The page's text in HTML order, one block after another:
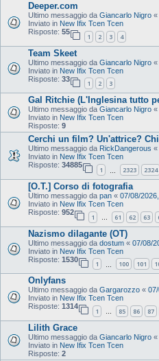
Deeper.com
Ultimo messaggio da Giancarlo Nigro «
Inviato in New Ifix Tcen Tcen
Risposte: 55
1 2 3 4
Team Skeet
Ultimo messaggio da Giancarlo Nigro «
Inviato in New Ifix Tcen Tcen
Risposte: 33
1 2 3
Gal Ritchie (L'Inglesina tutto
Ultimo messaggio da Giancarlo Nigro «
Inviato in New Ifix Tcen Tcen
Risposte: 9
Cerchi un film? Un'attrice?
Ultimo messaggio da RickDangerous «
Inviato in New Ifix Tcen Tcen
Risposte: 34885
1 2323 2324
[O.T.] Corso di fotografia
Ultimo messaggio da pan « 07/08/
Inviato in New Ifix Tcen Tcen
Risposte: 952
1 … 61 62 63
Nazismo dilagante (OT)
Ultimo messaggio da dostum « 07/08/
Inviato in New Ifix Tcen Tcen
Risposte: 1530
1 100 101
Onlyfans
Ultimo messaggio da Gargarozzo «
Inviato in New Ifix Tcen Tcen
Risposte: 1314
1 … 85 86 87
Lilith Grace
Ultimo messaggio da Giancarlo Nigro «
Inviato in New Ifix Tcen Tcen
Risposte: 2